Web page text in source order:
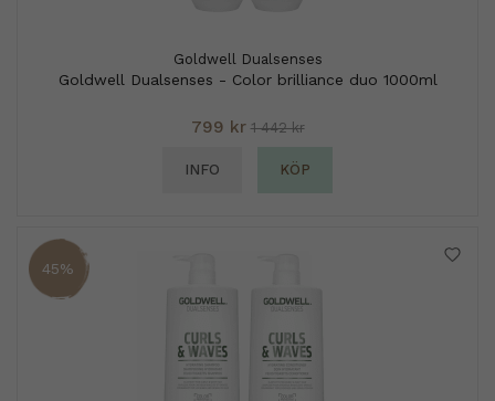
Goldwell Dualsenses
Goldwell Dualsenses - Color brilliance duo 1000ml
799 kr 1 442 kr
INFO KÖP
45%